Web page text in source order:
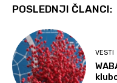
POSLEDNJI ČLANCI:
VESTI